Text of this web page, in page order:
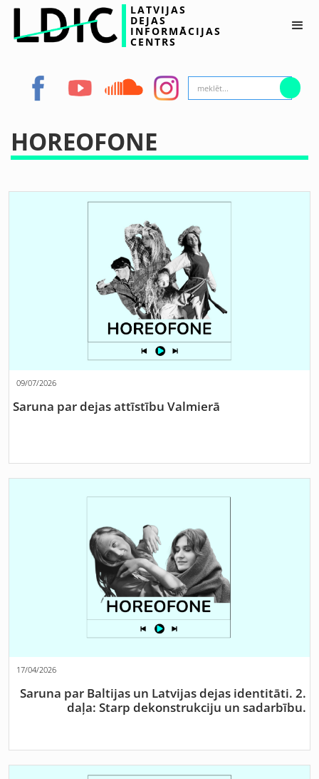
LATVIJAS
DEJAS
INFORMĀCIJAS
CENTRS
HOREOFONE
09/07/2026
Saruna par dejas attīstību Valmierā
17/04/2026
Saruna par Baltijas un Latvijas dejas identitāti. 2.
daļa: Starp dekonstrukciju un sadarbību.